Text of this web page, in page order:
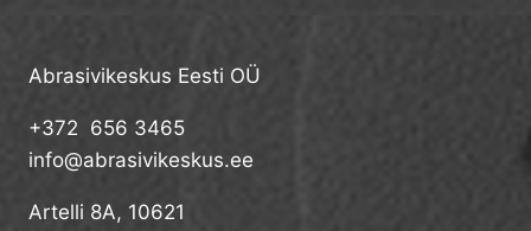
Abrasivikeskus Eesti OÜ
+372 656 3465
info@abrasivikeskus.ee
Artelli 8A, 10621